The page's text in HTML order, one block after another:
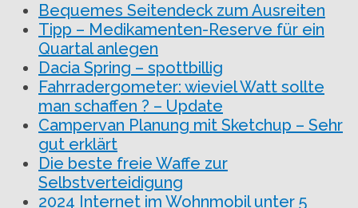
Bequemes Seitendeck zum Ausreiten
Tipp – Medikamenten-Reserve für ein
Quartal anlegen
Dacia Spring – spottbillig
Fahrradergometer: wieviel Watt sollte
man schaffen ? – Update
Campervan Planung mit Sketchup – Sehr
gut erklärt
Die beste freie Waffe zur
Selbstverteidigung
2024 Internet im Wohnmobil unter 5